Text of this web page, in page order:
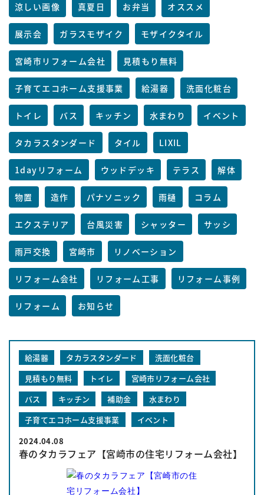
涼しい画像 真夏日 お弁当 オススメ
展示会 ガラスモザイク モザイクタイル
宮崎市リフォーム会社 見積もり無料
子育てエコホーム支援事業 給湯器 洗面化粧台
トイレ バス キッチン 水まわり イベント
タカラスタンダード タイル LIXIL
1dayリフォーム ウッドデッキ テラス 解体
物置 造作 パナソニック 雨樋 コラム
エクステリア 台風災害 シャッター サッシ
雨戸交換 宮崎市 リノベーション
リフォーム会社 リフォーム工事 リフォーム事例
リフォーム お知らせ
給湯器 タカラスタンダード
洗面化粧台
見積もり無料
トイレ
宮崎市リフォーム会社
バス
キッチン 補助金
水まわり
子育てエコホーム支援事業
イベント
2024.04.08
春のタカラフェア【宮崎市の住宅リフォーム会社】